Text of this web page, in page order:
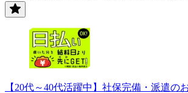
【20代～40代活躍中】社保完備・派遣の